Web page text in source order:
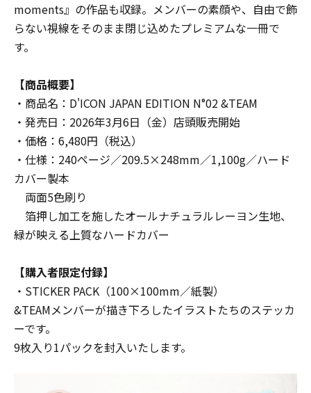
moments』の作品も収録。メンバーの素顔や、自由で飾
らない視線をそのまま閉じ込めたプレミアムな一冊で
す。
【商品概要】
・商品名：D'ICON JAPAN EDITION N°02 &TEAM
・発売日：2026年3月6日（金）店頭販売開始
・価格：6,480円（税込）
・仕様：240ページ／209.5×248mm／1,100g／ハード
カバー製本
両面5色刷り
箔押し加工を施したオールナチュラルレーヨン生地、
緑が映える上質なハードカバー
【購入者限定付録】
・STICKER PACK（100×100mm／紙製）
&TEAMメンバーが描き下ろしたイラストたちのステッカ
ーです。
9枚入り1パックを封入いたします。